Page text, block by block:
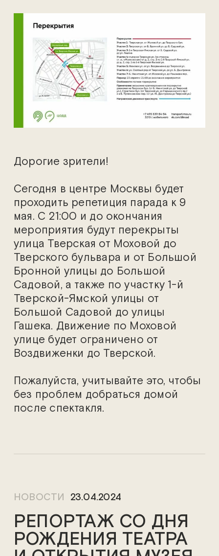
Дорогие зрители!
Сегодня в центре Москвы будет
проходить репетиция парада к 9
мая. С 21:00 и до окончания
мероприятия будут перекрыты
улица Тверская от Моховой до
Тверского бульвара и от Большой
Бронной улицы до Большой
Садовой, а также по участку 1-й
Тверской-Ямской улицы от
Большой Садовой до улицы
Гашека. Движение по Моховой
улице будет ограничено от
Воздвиженки до Тверской.
Пожалуйста, учитывайте это, чтобы
без проблем добраться домой
после спектакля.
НОВОСТИ 23.04.2024
РЕПОРТАЖ СО ДНЯ
РОЖДЕНИЯ ТЕАТРА